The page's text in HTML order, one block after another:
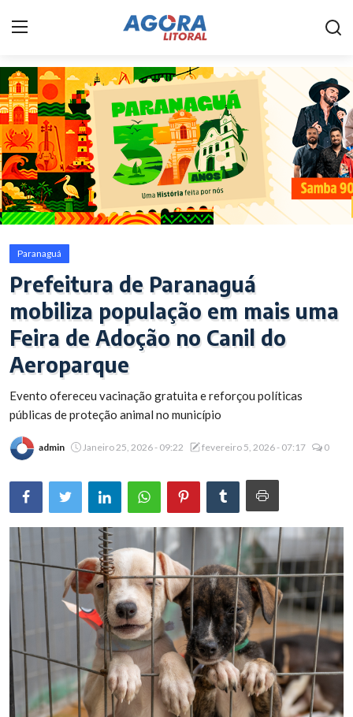
Home
Litoral
Paranaguá
Saúde
Acidente
Paraná
Policial
Brasil
Paranaguá
Prefeitura de Paranaguá
mobiliza população em mais uma
Feira de Adoção no Canil do
Aeroparque
Evento ofereceu vacinação gratuita e reforçou políticas
públicas de proteção animal no município
admin Janeiro 25, 2026 - 09:22 fevereiro 5, 2026 - 07:17 0